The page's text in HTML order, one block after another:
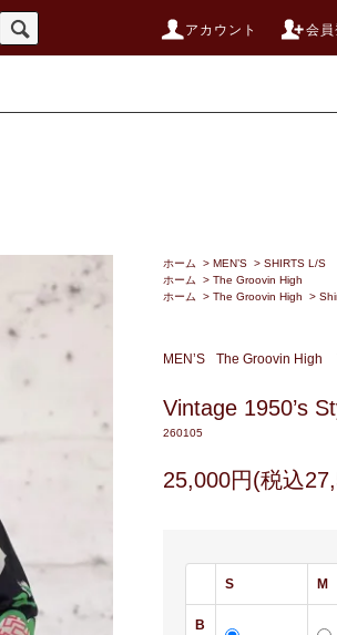
アカウント 会員
ホーム > MEN’S > SHIRTS L/S
ホーム
> The Groovin High
ホーム
> The Groovin High >
MEN’S The Groovin High
Vintage 1950’s
260105
25,000円(税込
S M
B